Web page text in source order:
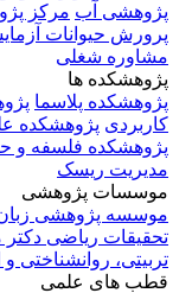
پژوهشی آب مرکز
پرورش حیوانات
مشاوره شغلی
پژوهشکده ها
پژوهشکده پلاسما
کاربردی پژوهشکده
پژوهشکده فلسفه و
مدیریت ریسک
موسسات پژوهشی
موسسه پژوهشی زبان
تحقیقات ریاضی
تربیتی، روانشناختی
قطب های علمی